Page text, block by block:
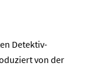
Detektiv-
von der